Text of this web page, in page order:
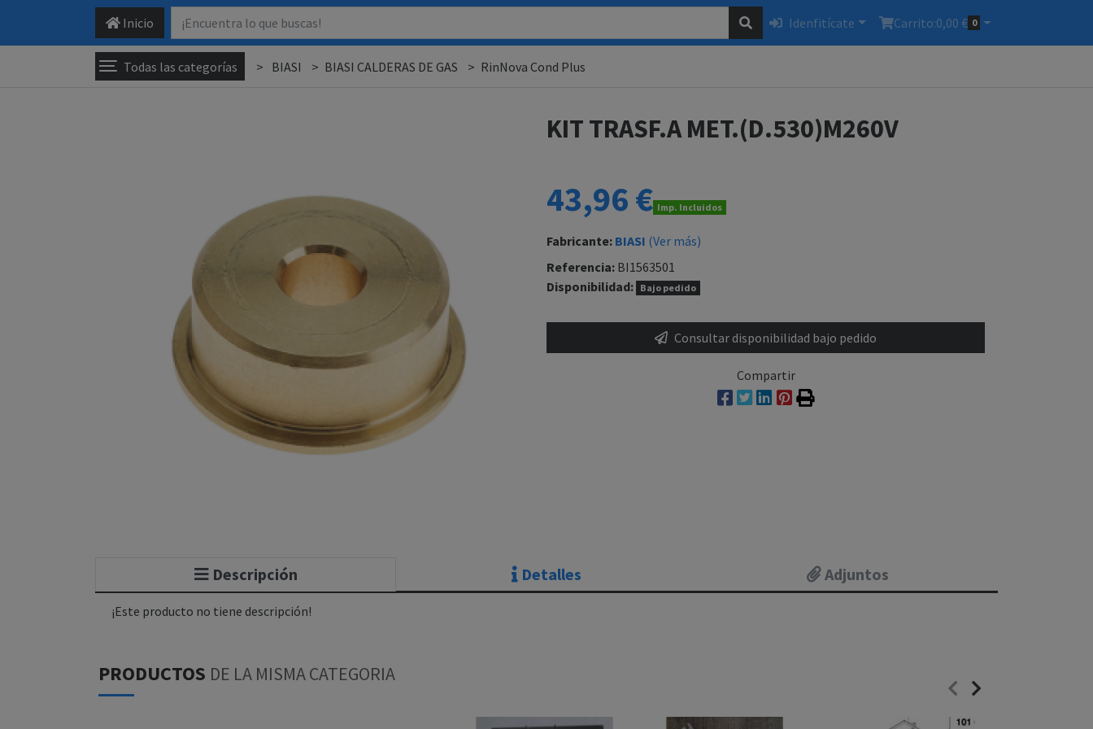
Inicio Idenfitícate Carrito:0,00 € 0
Todas las categorías BIASI BIASI CALDERAS DE GAS RinNova Cond Plus
KIT TRASF.A MET.(D.530)M260V
43,96 € Imp. Incluidos
Fabricante: BIASI (Ver más)
Referencia: BI1563501
Disponibilidad: Bajo pedido
Consultar disponibilidad bajo pedido
Compartir
Descripción Detalles Adjuntos
¡Este producto no tiene descripción!
PRODUCTOS DE LA MISMA CATEGORIA